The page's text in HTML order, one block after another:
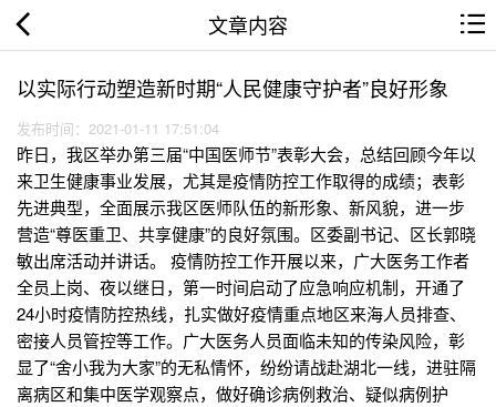
文章内容
以实际行动塑造新时期“人民健康守护者”良好形象
发布时间：2021-01-11 17:51:04
昨日，我区举办第三届“中国医师节”表彰大会，总结回顾今年以
来卫生健康事业发展，尤其是疫情防控工作取得的成绩；表彰
先进典型，全面展示我区医师队伍的新形象、新风貌，进一步
营造“尊医重卫、共享健康”的良好氛围。区委副书记、区长郭晓
敏出席活动并讲话。 疫情防控工作开展以来，广大医务工作者
全员上岗、夜以继日，第一时间启动了应急响应机制，开通了
24小时疫情防控热线，扎实做好疫情重点地区来海人员排查、
密接人员管控等工作。广大医务人员面临未知的传染风险，彰
显了“舍小我为大家”的无私情怀，纷纷请战赴湖北一线，进驻隔
离病区和集中医学观察点，做好确诊病例救治、疑似病例护